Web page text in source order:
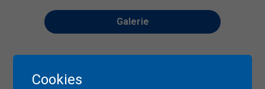
Galerie
Cookies